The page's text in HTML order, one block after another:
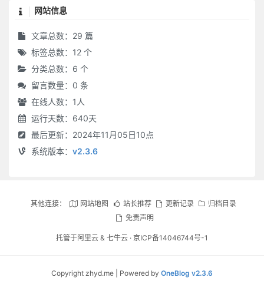
网站信息
文章总数：29 篇
标签总数：12 个
分类总数：6 个
留言数量：0 条
在线人数： 1 人
运行天数：640天
最后更新：2024年11月05日10点
系统版本： v2.3.6
其他连接： 网站地图 站长推荐 更新记录
归档目录
免责声明
托管于阿里云 & 七牛云 · 京ICP备14046744号-1
Copyright zhyd.me | Powered by OneBlog v2.3.6